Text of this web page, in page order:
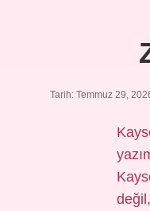
Tarih: Temmuz 29,